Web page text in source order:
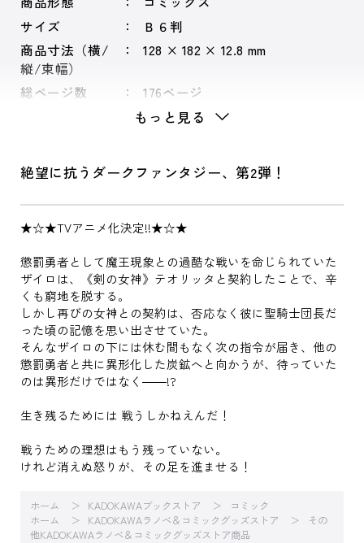
サイズ
Ｂ６判
商品寸法（横/
縦/束幅）
128 × 182 × 12.8 mm
総ページ数 176ページ
もっと見る
絶望に抗うダークファンタジー、第2弾！
★☆★TVアニメ化決定!!★☆★
懲罰勇者として魔王現象との過酷な戦いを命じられていた
ザイロは、《剣の女神》テオリッタと契約したことで、辛
くも窮地を脱する。
しかし再びの女神との契約は、否応なく彼に聖騎士団長だ
った頃の記憶を思い出させていた。
そんなザイロの下には休む間もなく次の指令が届き、他の
懲罰勇者と共に異形化した炭鉱へと向かうが、待っていた
のは異形だけではなく――!?
生き残るためには 戦うしかねえんだ！
戦うための理想はもう残っていない。
けれど消えぬ怒りが、その足を進ませる！
ホーム KADOKAWAブックストア
コミック
ホーム
KADOKAWAラノベ＆コミックグッズストア
その
他KADOKAWAラノベ＆コミックグッズストア商品